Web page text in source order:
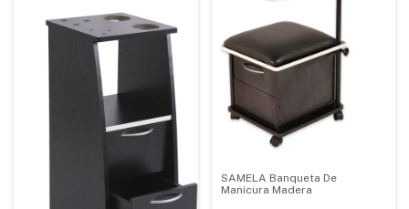
SAMELA Banqueta De
Manicura Madera